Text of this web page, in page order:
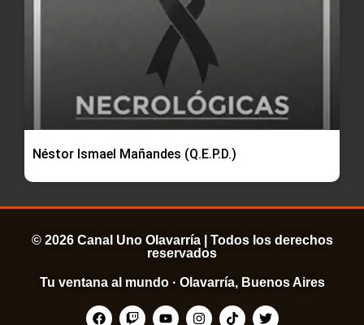
Néstor Ismael Mañandes (Q.E.P.D.)
© 2026 Canal Uno Olavarría | Todos los derechos
reservados
Tu ventana al mundo · Olavarría, Buenos Aires